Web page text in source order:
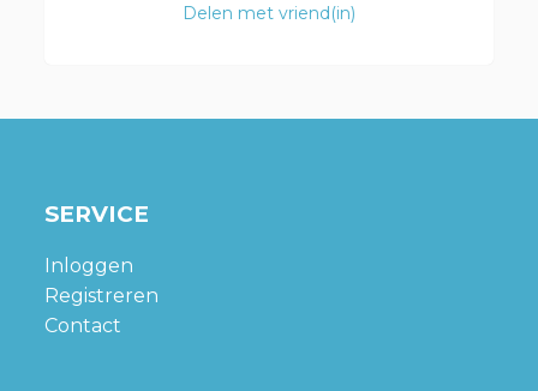
Delen met vriend(in)
SERVICE
Inloggen
Registreren
Contact